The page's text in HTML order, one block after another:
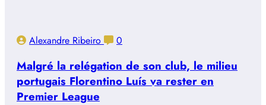
Alexandre Ribeiro 0
Malgré la relégation de son club, le milieu
portugais Florentino Luís va rester en
Premier League